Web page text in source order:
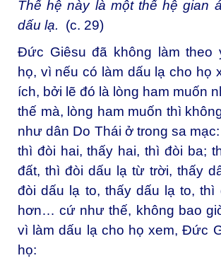
Thế hệ này là một thế hệ gian
dấu lạ. (c. 29)
Đức Giêsu đã không làm theo
họ, vì nếu có làm dấu lạ cho họ
ích, bởi lẽ đó là lòng ham muốn
thế mà, lòng ham muốn thì
như dân Do Thái ở trong sa
thì đòi hai, thấy hai, thì đòi ba;
đất, thì đòi dấu lạ từ trời, thấy
đòi dấu lạ to, thấy dấu lạ to, thì
hơn… cứ như thế, không bao
vì làm dấu lạ cho họ xem, Đức
họ: